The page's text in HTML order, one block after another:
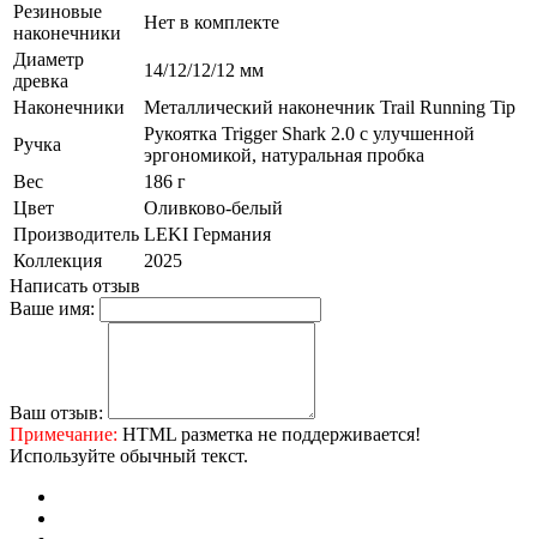
Резиновые
наконечники
Нет в комплекте
Диаметр
древка
14/12/12/12 мм
Наконечники
Металлический наконечник Trail Running Tip
Ручка
Рукоятка Trigger Shark 2.0 c улучшенной
эргономикой, натуральная пробка
Вес
186 г
Цвет
Оливково-белый
Производитель LEKI Германия
Коллекция
2025
Написать отзыв
Ваше имя:
Ваш отзыв:
Примечание: HTML разметка не поддерживается!
Используйте обычный текст.